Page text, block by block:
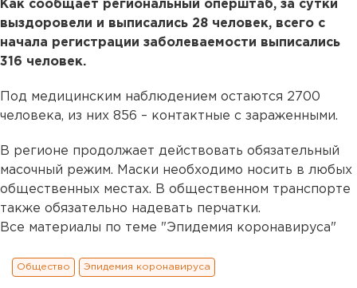
Как сообщает региональный оперштаб, за сутки
выздоровели и выписались 28 человек, всего с
начала регистрации заболеваемости выписались
316 человек.
Под медицинским наблюдением остаются 2700
человека, из них 856 – контактные с зараженными.
В регионе продолжает действовать обязательный
масочный режим. Маски необходимо носить в любых
общественных местах. В общественном транспорте
также обязательно надевать перчатки.
Все материалы по теме "Эпидемия коронавируса"
Общество Эпидемия коронавируса